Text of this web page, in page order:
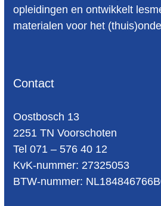
opleidingen en ontwikkelt
materialen voor het
Contact
Oost­bosch 13
2251 TN Voorschoten
Tel 071 – 576 40 12
KvK-nummer: 27325053
BTW-num­mer: